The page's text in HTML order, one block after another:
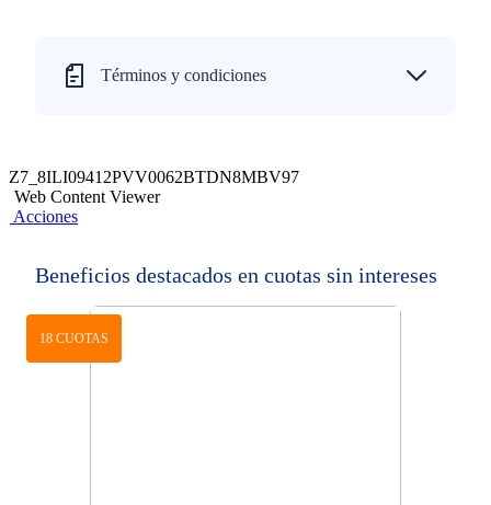
Términos y condiciones
Z7_8ILI09412PVV0062BTDN8MBV97
Web Content Viewer
Acciones
Beneficios destacados en cuotas sin intereses
18 CUOTAS